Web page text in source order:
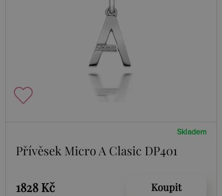
Skladem
Přívěsek Micro A Clasic DP401
1828 Kč Koupit